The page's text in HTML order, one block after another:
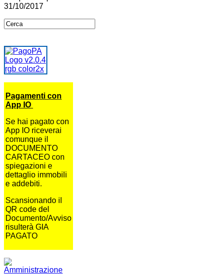
31/10/2017
Pagamenti con
App IO
Se hai pagato con
App IO riceverai
comunque il
DOCUMENTO
CARTACEO con
spiegazioni e
dettaglio immobili
e addebiti.
Scansionando il
QR code del
Documento/Avviso
risulterà GIA
PAGATO